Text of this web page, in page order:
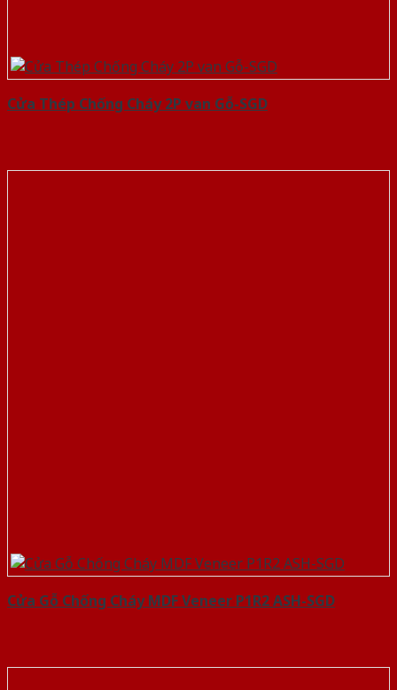
Cửa Thép Chống Cháy 2P van Gỗ-SGD
Cửa Gỗ Chống Cháy MDF Veneer P1R2 ASH-SGD